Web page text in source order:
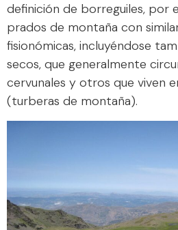
definición de borreguiles, por
prados de montaña con
fisionómicas, incluyéndose
secos, que generalmente
cervunales y otros que viven
(turberas de montaña).